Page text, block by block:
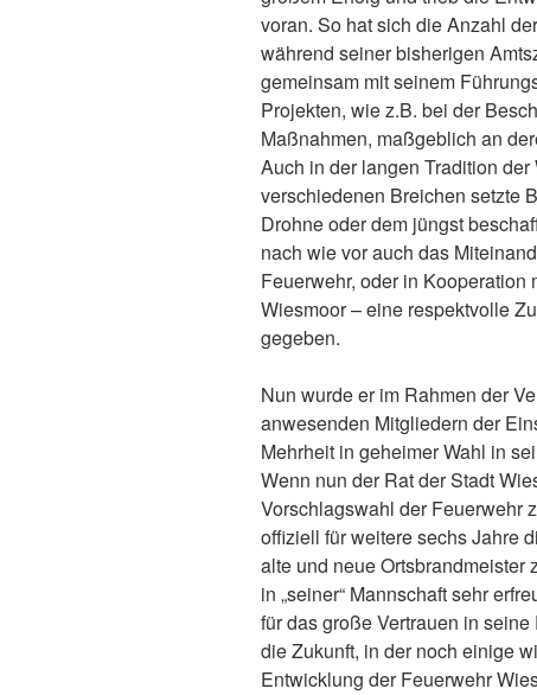
voran. So hat sich die Anzahl
während seiner bisherigen
gemeinsam mit seinem
Projekten, wie z.B. bei der
Maßnahmen, maßgeblich an
Auch in der langen Tradition
verschiedenen Breichen setzte
Drohne oder dem jüngst
nach wie vor auch das
Feuerwehr, oder in
Wiesmoor – eine respektvolle
gegeben.
Nun wurde er im Rahmen der
anwesenden Mitgliedern der
Mehrheit in geheimer Wahl in
Wenn nun der Rat der Stadt
Vorschlagswahl der Feuerwehr
offiziell für weitere sechs Jahre
alte und neue
in „seiner“ Mannschaft sehr
für das große Vertrauen in
die Zukunft, in der noch einige
Entwicklung der Feuerwehr